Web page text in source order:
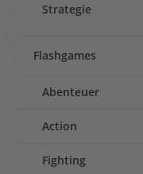
Strategie
Flashgames
Abenteuer
Action
Fighting